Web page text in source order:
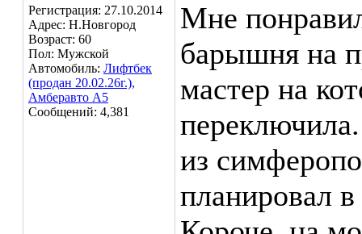
Регистрация: 27.10.2014
Адрес: Н.Новгород
Возраст: 60
Пол: Мужской
Автомобиль: Лифтбек
(продан 20.02.26г.),
Амберавто А5
Сообщений: 4,381
Мне
барышня на
мастер на
из
планировал